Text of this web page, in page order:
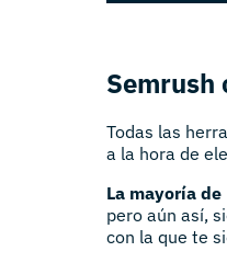
Semrush
Todas las
a la hora de
La mayoría
pero aún así,
con la que te